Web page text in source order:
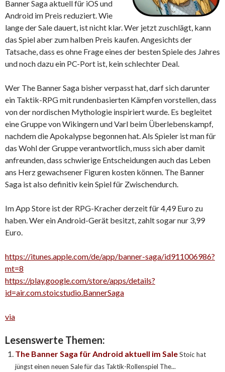
Banner Saga aktuell für iOS und
Android im Preis reduziert. Wie
lange der Sale dauert, ist nicht klar. Wer jetzt zuschlägt, kann
das Spiel aber zum halben Preis kaufen. Angesichts der
Tatsache, dass es ohne Frage eines der besten Spiele des Jahres
und noch dazu ein PC-Port ist, kein schlechter Deal.
Wer The Banner Saga bisher verpasst hat, darf sich darunter
ein Taktik-RPG mit rundenbasierten Kämpfen vorstellen, dass
von der nordischen Mythologie inspiriert wurde. Es begleitet
eine Gruppe von Wikingern und Varl beim Überlebenskampf,
nachdem die Apokalypse begonnen hat. Als Spieler ist man für
das Wohl der Gruppe verantwortlich, muss sich aber damit
anfreunden, dass schwierige Entscheidungen auch das Leben
ans Herz gewachsener Figuren kosten können. The Banner
Saga ist also definitiv kein Spiel für Zwischendurch.
Im App Store ist der RPG-Kracher derzeit für 4,49 Euro zu
haben. Wer ein Android-Gerät besitzt, zahlt sogar nur 3,99
Euro.
https://itunes.apple.com/de/app/banner-saga/id911006986?
mt=8
https://play.google.com/store/apps/details?
id=air.com.stoicstudio.BannerSaga
via
Lesenswerte Themen:
The Banner Saga für Android aktuell im SaleStoic hat
jüngst einen neuen Sale für das Taktik-Rollenspiel The...